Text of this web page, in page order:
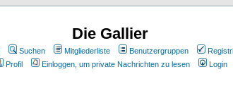
Die Gallier
Suchen Mitgliederliste Benutzergruppen
Profil
Einloggen, um private Nachrichten zu lesen Login